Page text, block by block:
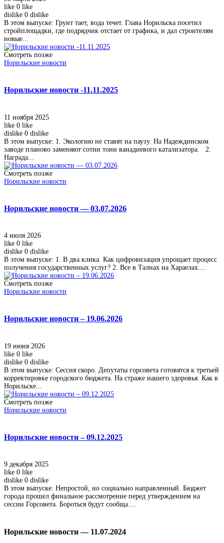
like 0 like
dislike 0 dislike
В этом выпуске: Грунт тает, вода течет. Глава Норильска посетил
стройплощадки, где подрядчик отстает от графика, и дал строителям
новые...
Смотреть позже
Норильские новости
Норильские новости -11.11.2025
11 ноября 2025
like 0 like
dislike 0 dislike
В этом выпуске: 1. Экологию не ставят на паузу. На Надеждинском
заводе планово заменяют сотни тонн ванадиевого катализатора. 2.
Награда...
Смотреть позже
Норильские новости
Норильские новости — 03.07.2026
4 июля 2026
like 0 like
dislike 0 dislike
В этом выпуске: 1. В два клика. Как цифровизация упрощает процесс
получения государственных услуг? 2. Все в Талнах на Хараелах....
Смотреть позже
Норильские новости
Норильские новости – 19.06.2026
19 июня 2026
like 0 like
dislike 0 dislike
В этом выпуске: Сессия скоро. Депутаты горсовета готовятся к третьей
корректировке городского бюджета. На страже нашего здоровья. Как в
Норильске...
Смотреть позже
Норильские новости
Норильские новости – 09.12.2025
9 декабря 2025
like 0 like
dislike 0 dislike
В этом выпуске: Непростой, но социально направленный. Бюджет
города прошел финальное рассмотрение перед утверждением на
сессии Горсовета. Бороться будут сообща....
Норильские новости — 11.07.2024